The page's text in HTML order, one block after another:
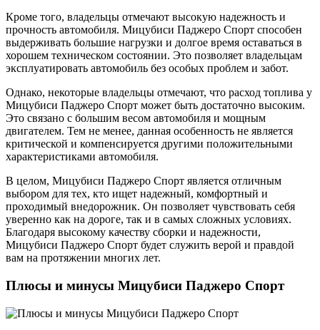
Кроме того, владельцы отмечают высокую надежность и
прочность автомобиля. Мицубиси Паджеро Спорт способен
выдерживать большие нагрузки и долгое время оставаться в
хорошем техническом состоянии. Это позволяет владельцам
эксплуатировать автомобиль без особых проблем и забот.
Однако, некоторые владельцы отмечают, что расход топлива у
Мицубиси Паджеро Спорт может быть достаточно высоким.
Это связано с большим весом автомобиля и мощным
двигателем. Тем не менее, данная особенность не является
критической и компенсируется другими положительными
характеристиками автомобиля.
В целом, Мицубиси Паджеро Спорт является отличным
выбором для тех, кто ищет надежный, комфортный и
проходимый внедорожник. Он позволяет чувствовать себя
уверенно как на дороге, так и в самых сложных условиях.
Благодаря высокому качеству сборки и надежности,
Мицубиси Паджеро Спорт будет служить верой и правдой
вам на протяжении многих лет.
Плюсы и минусы Мицубиси Паджеро Спорт